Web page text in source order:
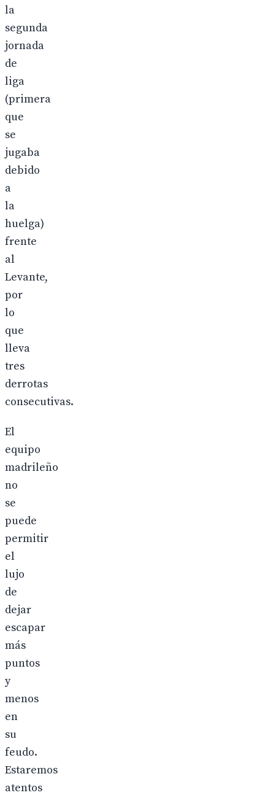
la
segunda
jornada
de
liga
(primera
que
se
jugaba
debido
a
la
huelga)
frente
al
Levante,
por
lo
que
lleva
tres
derrotas
consecutivas.
El
equipo
madrileño
no
se
puede
permitir
el
lujo
de
dejar
escapar
más
puntos
y
menos
en
su
feudo.
Estaremos
atentos